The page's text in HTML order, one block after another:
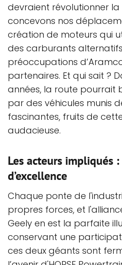
devraient révolutionner
concevons nos
création de moteurs qui
des carburants
préoccupations
partenaires. Et qui sait ?
années, la route pourrait
par des véhicules munis
fascinantes, fruits de
audacieuse.
Les acteurs impliqués
d’excellence
Chaque ponte de
propres forces, et
Geely en est la parfaite
conservant une
ces deux géants sont